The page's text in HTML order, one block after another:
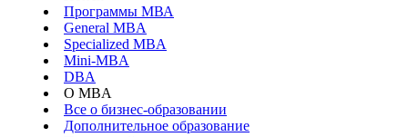
Программы МВА
General MBA
Specialized MBA
Mini-MBA
DBA
О MBA
Все о бизнес-образовании
Дополнительное образование